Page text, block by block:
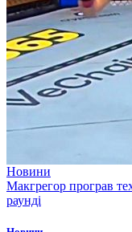
Новини
Макгрегор програв
раунді